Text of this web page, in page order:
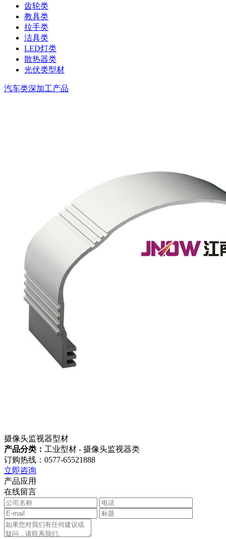
齿轮类
教具类
拉手类
洁具类
LED灯类
散热器类
光伏类型材
汽车类深加工产品
摄像头监视器型材
产品分类： 工业型材 - 摄像头监视器类
订购热线：0577-65521888
立即咨询
产品应用
在线留言